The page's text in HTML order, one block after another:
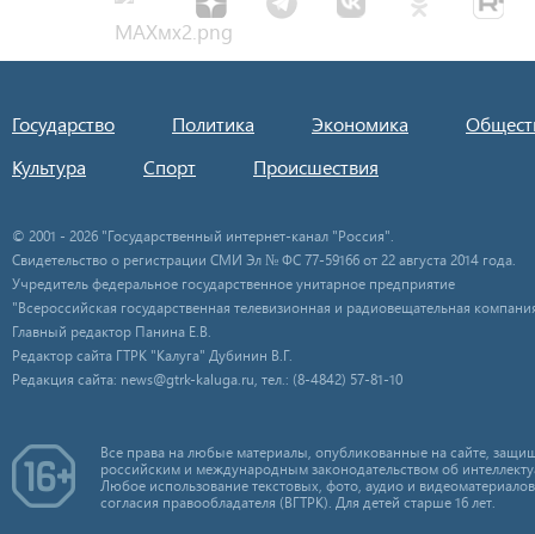
Государство Политика Экономика
Культура
Спорт Происшествия
© 2001 - 2026 "Государственный интернет-канал "Россия".
Свидетельство о регистрации СМИ Эл № ФС 77-59166 от 22 августа 2014 года.
Учредитель федеральное государственное унитарное предприятие
"Всероссийская государственная телевизионная и радиовещательная
Главный редактор Панина Е.В.
Редактор сайта ГТРК "Калуга" Дубинин В.Г.
Редакция сайта: news@gtrk-kaluga.ru, тел.: (8-4842) 57-81-10
Все права на любые материалы, опубликованные на сайте,
российским и международным законодательством об
Любое использование текстовых, фото, аудио и
согласия правообладателя (ВГТРК). Для детей старше 16 лет.